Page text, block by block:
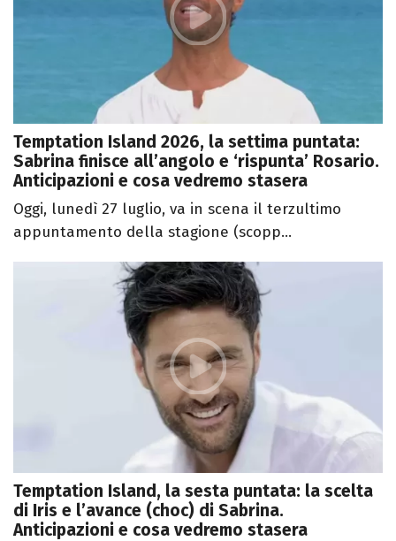
Temptation Island 2026, la settima puntata:
Sabrina finisce all’angolo e ‘rispunta’ Rosario.
Anticipazioni e cosa vedremo stasera
Oggi, lunedì 27 luglio, va in scena il terzultimo
appuntamento della stagione (scopp...
Temptation Island, la sesta puntata: la scelta
di Iris e l’avance (choc) di Sabrina.
Anticipazioni e cosa vedremo stasera